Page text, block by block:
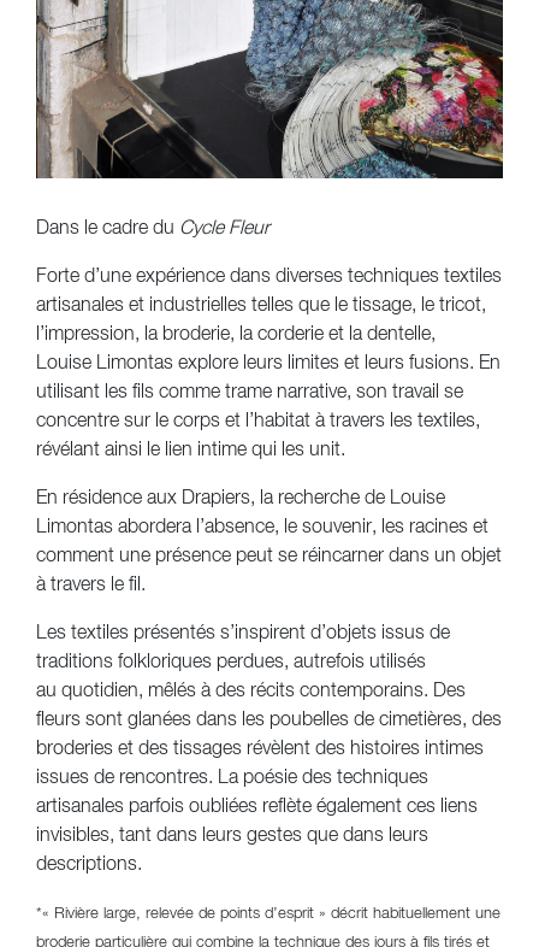
Dans le cadre du Cycle Fleur
Forte d’une expérience dans diverses techniques textiles
artisanales et industrielles telles que le tissage, le tricot,
l’impression, la broderie, la corderie et la dentelle,
Louise Limontas explore leurs limites et leurs fusions. En
utilisant les fils comme trame narrative, son travail se
concentre sur le corps et l’habitat à travers les textiles,
révélant ainsi le lien intime qui les unit.
En résidence aux Drapiers, la recherche de Louise
Limontas abordera l’absence, le souvenir, les racines et
comment une présence peut se réincarner dans un objet
à travers le fil.
Les textiles présentés s’inspirent d’objets issus de
traditions folkloriques perdues, autrefois utilisés
au quotidien, mêlés à des récits contemporains. Des
fleurs sont glanées dans les poubelles de cimetières, des
broderies et des tissages révèlent des histoires intimes
issues de rencontres. La poésie des techniques
artisanales parfois oubliées reflète également ces liens
invisibles, tant dans leurs gestes que dans leurs
descriptions.
*« Rivière large, relevée de points d’esprit » décrit habituellement une
broderie particulière qui combine la technique des jours à fils tirés et